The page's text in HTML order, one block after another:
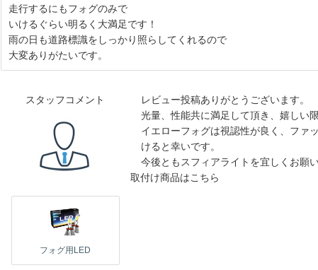
走行するにもフォグのみで
いけるぐらい明るく大満足です！
雨の日も道路標識をしっかり照らしてくれるので
大変ありがたいです。
スタッフコメント
レビュー投稿ありがとうございます。
光量、性能共に満足して頂き、嬉しい限
イエローフォグは視認性が良く、ファ
けると幸いです。
今後ともスフィアライトを宜しくお願
取付け商品はこちら
フォグ用LED